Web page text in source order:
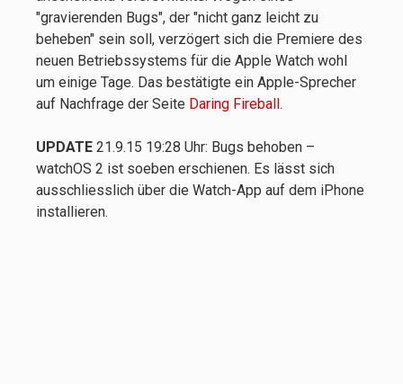
"gravierenden Bugs", der "nicht ganz leicht zu
beheben" sein soll, verzögert sich die Premiere des
neuen Betriebssystems für die Apple Watch wohl
um einige Tage. Das bestätigte ein Apple-Sprecher
auf Nachfrage der Seite Daring Fireball .
UPDATE 21.9.15 19:28 Uhr: Bugs behoben –
watchOS 2 ist soeben erschienen. Es lässt sich
ausschliesslich über die Watch-App auf dem iPhone
installieren.